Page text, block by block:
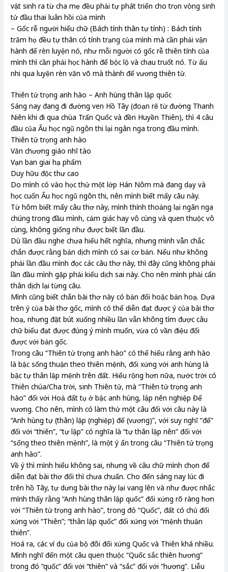
vật sinh ra từ cha mẹ đều phải tự phát triển cho trọn vòng sinh
tử đầu thai luân hồi của mình
– Gốc rễ người hiểu chữ (Bách tính thân tự tính) : Bách tính
trăm họ đều tự thân có tính trạng của mình mà cần phải vận
hành để rèn luyện nó, như mỗi người có gốc rễ thiên tính của
mình thì cần phải học hành để bộc lộ và chau truốt nó. Từ ấu
nhi qua luyện rèn văn võ mà thành đế vương thiên tử.
Thiên tử trọng anh hào – Anh hùng thân lập quốc
Sáng nay đang đi đường ven Hồ Tây (đoạn rẽ từ đường Thanh
Niên khi đi qua chùa Trấn Quốc và đền Huyền Thiên), thì 4 câu
đầu của Ấu học ngũ ngôn thi lại ngân nga trong đầu mình.
Thiên tử trọng anh hào
Văn chương giáo nhĩ tào
Vạn ban giai hạ phẩm
Duy hữu độc thư cao
Do mình có vào học thử một lớp Hán Nôm mà đang dạy và
học cuốn Ấu học ngũ ngôn thi, nên mình biết mấy câu này.
Từ hôm biết mấy câu thơ này, mình thỉnh thoảng lại ngân nga
chúng trong đầu mình, cảm giác hay vô cùng và quen thuộc vô
cùng, không giống như được biết lần đầu.
Dù lần đầu nghe chưa hiểu hết nghĩa, nhưng mình vẫn chắc
chắn được rằng bản dịch mình có sai cơ bản. Nếu như không
phải lần đầu mình đọc các câu thơ này, thì đây cũng không phải
lần đầu mình gặp phải kiểu dịch sai này. Cho nên mình phải cẩn
thân dịch lại từng câu.
Mình cũng biết chắn bài thơ này có bản đối hoặc bản hoạ. Dựa
trên ý của bài thơ gốc, mình có thể diễn đạt được ý của bài thơ
hoạ, nhưng đặt bút xuống nhiều lần vẫn không tìm được câu
chữ biểu đạt được đúng ý mình muốn, vừa có vần điệu đối
được với bản gốc.
Trong câu “Thiên tử trọng anh hào” có thể hiểu rằng anh hào
là bậc sống thuận theo thiên mệnh, đối xứng với anh hùng là
bậc tự thân lập mệnh trên đất. Hiểu rộng hơn nữa, nước trời có
Thiên chúa/Cha trời, sinh Thiên tử, mà “Thiên tử trọng anh
hào” đối với Hoả đất tụ ở bậc anh hùng, lập nên nghiệp Đế
vương. Cho nên, mình có làm thử một câu đối với câu này là
“Anh hùng tự (thân) lập (nghiệp) đế (vương)”, với suy nghĩ “đế”
đối với “thiên”, “tự lập” có nghĩa là “tự thân lập nên” đối với
“sống theo thiên mệnh”, là một ý ẩn trong câu “Thiên tử trọng
anh hào”.
Về ý thì mình hiểu không sai, nhưng về câu chữ mình chọn để
diễn đạt bài thơ đối thì chưa chuẩn. Cho đến sáng nay lúc đi
trên hồ Tây, tự dưng bài thơ này lại vang lên và như được nhắc
mình thấy rằng “Anh hùng thân lập quốc” đối xứng rõ ràng hơn
với “Thiên tử trọng anh hào”, trong đó “Quốc”, đất có chủ đối
xứng với “Thiên”; “thân lập quốc” đối xứng với “mệnh thuận
thiên”.
Hoá ra, các ví dụ của bộ đôi đối xứng Quốc và Thiên khá nhiều.
Mình nghĩ đến một câu quen thuộc “Quốc sắc thiên hương”
trong đó “quốc” đối với “thiên” và “sắc” đối với “hương”. Liễu